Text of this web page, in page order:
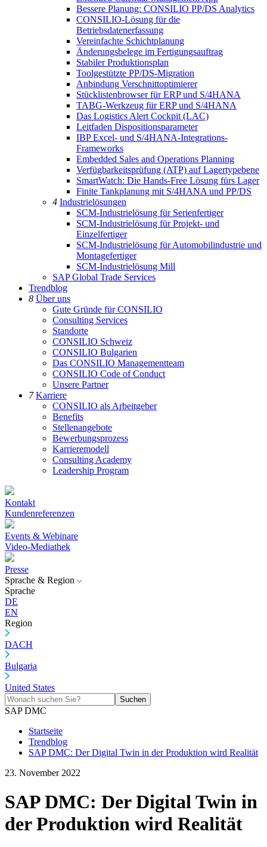
Bessere Planung: CONSILIO PP/DS Analytics
CONSILIO-Lösung für die
Betriebsdatenerfassung
Vereinfachte Schichtplanung
Änderungsbelege im Fertigungsauftrag
Stabiler Produktionsplan
Toolgestützte PP/DS-Migration
Anbindung Verschnittoptimierer
Stücklistenbrowser für ERP und S/4HANA
TABG-Werkzeug für ERP und S/4HANA
Das Logistics Alert Cockpit (LAC)
Leitfaden Dispositionsparameter
IBP Excel- und S/4HANA-Integrations-
Frameworks
Embedded Sales and Operations Planning
Verfügbarkeitsprüfung (ATP) auf Lagertypebene
SmartWatch: Die Hands-Free Lösung fürs Lager
Finite Tankplanung mit S/4HANA und PP/DS
4 Industrielösungen
SCM-Industrielösung für Serienfertiger
SCM-Industrielösung für Projekt- und
Einzelfertiger
SCM-Industrielösung für Automobilindustrie und
Montagefertiger
SCM-Industrielösung Mill
SAP Global Trade Services
Trendblog
8 Über uns
Gute Gründe für CONSILIO
Consulting Services
Standorte
CONSILIO Schweiz
CONSILIO Bulgarien
Das CONSILIO Managementteam
CONSILIO Code of Conduct
Unsere Partner
7Karriere
CONSILIO als Arbeitgeber
Benefits
Stellenangebote
Bewerbungsprozess
Karrieremodell
Consulting Academy
Leadership Program
Kontakt
Kundenreferenzen
Events & Webinare
Video-Mediathek
Presse
Sprache & Region
Sprache
DE
EN
Region
DACH
Bulgaria
United States
Suchen
SAP DMC
Startseite
Trendblog
SAP DMC: Der Digital Twin in der Produktion wird Realität
23. November 2022
SAP DMC: Der Digital Twin in
der Produktion wird Realität